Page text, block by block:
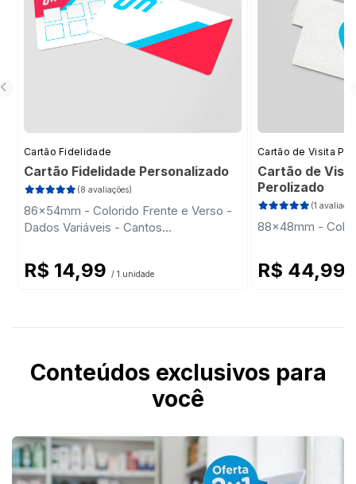
Cartão Fidelidade
Cartão Fidelidade Personalizado
(8 avaliações)
86x54mm - Colorido Frente e Verso -
Dados Variáveis - Cantos
R$ 14,99 / 1 unidade
Cartão de Visita
Cartão de
Perolizado
(1
88x48mm -
R$ 44,99
Conteúdos exclusivos para
você